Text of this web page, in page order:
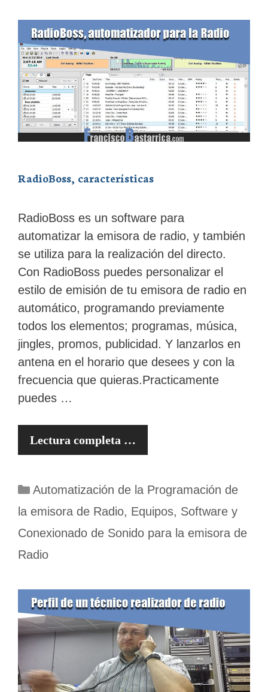
RadioBoss, características
RadioBoss es un software para
automatizar la emisora de radio, y también
se utiliza para la realización del directo.
Con RadioBoss puedes personalizar el
estilo de emisión de tu emisora de radio en
automático, programando previamente
todos los elementos; programas, música,
jingles, promos, publicidad. Y lanzarlos en
antena en el horario que desees y con la
frecuencia que quieras.Practicamente
puedes …
Lectura completa …
Categorías
Automatización de la Programación de
la emisora de Radio, Equipos, Software y
Conexionado de Sonido para la emisora de
Radio